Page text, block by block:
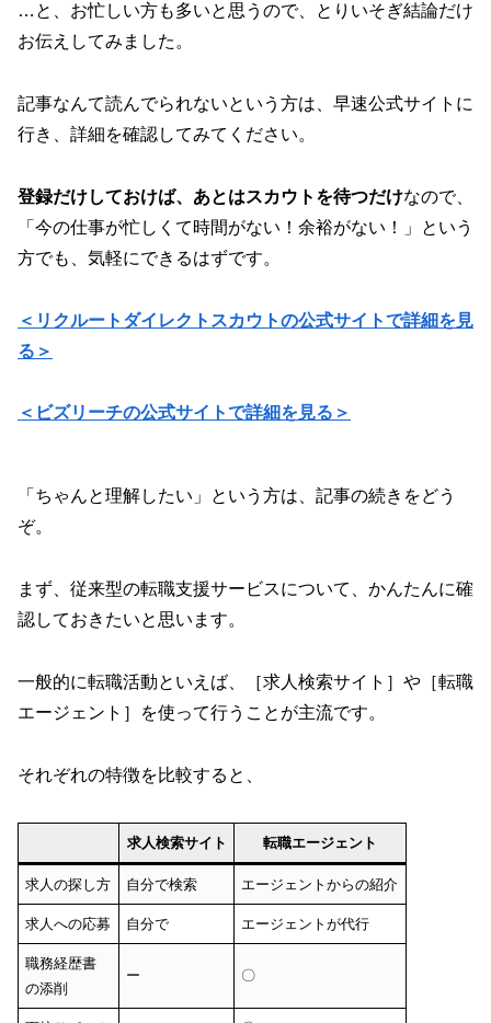
…と、お忙しい方も多いと思うので、とりいそぎ結論だけ
お伝えしてみました。
記事なんて読んでられないという方は、早速公式サイトに
行き、詳細を確認してみてください。
登録だけしておけば、あとはスカウトを待つだけなので、
「今の仕事が忙しくて時間がない！余裕がない！」という
方でも、気軽にできるはずです。
＜リクルートダイレクトスカウトの公式サイトで詳細を見
る＞
＜ビズリーチの公式サイトで詳細を見る＞
「ちゃんと理解したい」という方は、記事の続きをどう
ぞ。
まず、従来型の転職支援サービスについて、かんたんに確
認しておきたいと思います。
一般的に転職活動といえば、［求人検索サイト］や［転職
エージェント］を使って行うことが主流です。
それぞれの特徴を比較すると、
求人検索サイト 転職エージェント
求人の探し方 自分で検索 エージェントからの紹介
求人への応募 自分で エージェントが代行
職務経歴書
の添削
ー 〇